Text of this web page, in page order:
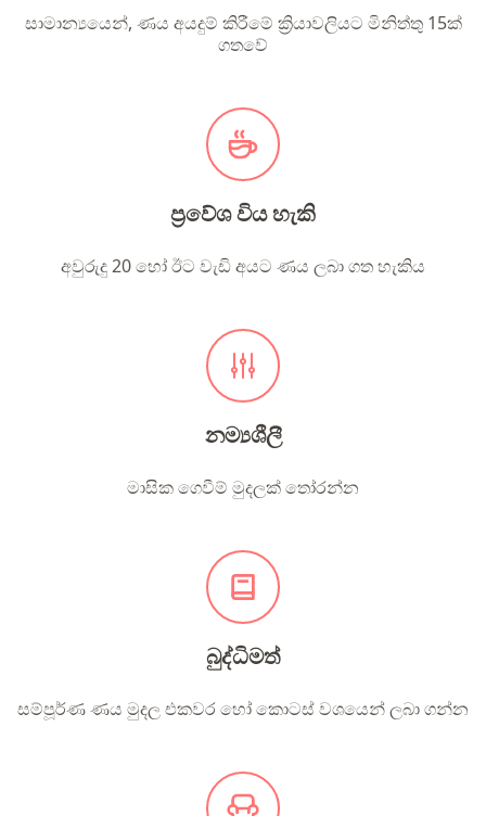
සාමාන්‍යයෙන්, ණය අයදුම් කිරීමේ ක්‍රියාවලියට මිනිත්තු 15ක්
ගතවේ
ප්‍රවේශ විය හැකි
අවුරුදු 20 හෝ ඊට වැඩි අයට ණය ලබා ගත හැකිය
නම්‍යශීලී
මාසික ගෙවීම් මුදලක් තෝරන්න
බුද්ධිමත්
සම්පූර්ණ ණය මුදල එකවර හෝ කොටස් වශයෙන් ලබා ගන්න